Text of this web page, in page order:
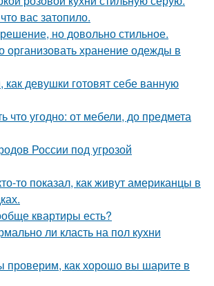
вас затопило.
но довольно стильное.
организовать хранение одежды в
как девушки готовят себе ванную
что угодно: от мебели, до предмета
России под угрозой
то показал, как живут американцы в
квартиры есть?
ли класть на пол кухни
проверим, как хорошо вы шарите в